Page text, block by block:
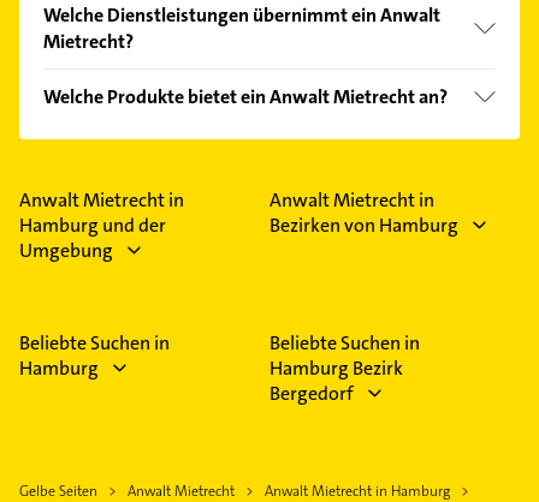
Bitte beachten Sie, dass diese an Sonn- und
Feiertagen abweichen können.
Welche Dienstleistungen übernimmt ein Anwalt
Mietrecht?
Rechtsberatung, Vertretung vor Gericht,
Arbeitsrecht Schwerpunkt, Mietrecht und
Welche Produkte bietet ein Anwalt Mietrecht an?
Das Angebot umfasst unter anderem Testament.
Anwalt Mietrecht in
Hamburg und der
Umgebung
Anwalt Mietrecht in
Bezirken von Hamburg
Beliebte Suchen in
Hamburg
Beliebte Suchen in
Hamburg Bezirk
Bergedorf
Gelbe Seiten Anwalt Mietrecht
Anwalt Mietrecht in Hamburg